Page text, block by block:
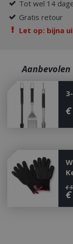
Tot wel 14
Gratis retour
Let op: bijna
€
€
€